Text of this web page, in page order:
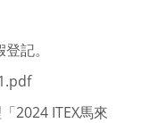
記。
2024 ITEX馬來